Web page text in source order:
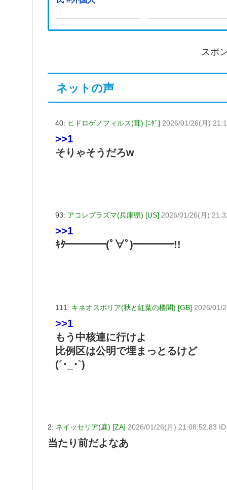
スポ
ネットの声
40: ヒドロゲノフィルス(茸) [ﾆﾀﾞ] 2026/01/26(月)
>>1
そりゃそうだろw
93: アコレプラズマ(兵庫県) [US] 2026/01/26(月)
>>1
ｷﾀ━━━━(ﾟ∀ﾟ)━━━━!!
111: キネオスポリア(秋と紅葉の楼閣) [GB] 2026/01/
>>1
もう中核連に行けよ
比例区は公明で埋まっとるけど
(´･_･`)
2: ネイッセリア(庭) [ZA] 2026/01/26(月) 21:08:52.83
当たり前だよなあ